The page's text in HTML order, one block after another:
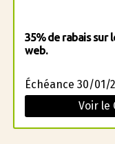
35% de rabais sur
web.
Échéance 30/01/
Voir le